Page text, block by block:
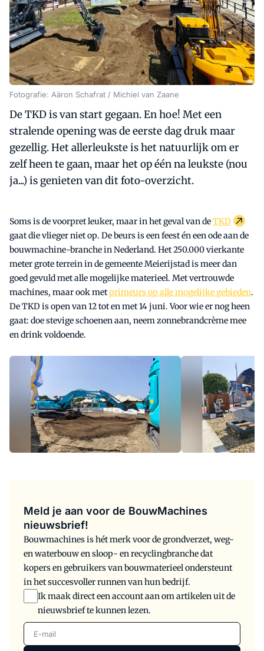
Fotografie: Aäron Schafrat / Michiel van Zaane
De TKD is van start gegaan. En hoe! Met een
stralende opening was de eerste dag druk maar
gezellig. Het allerleukste is het natuurlijk om er
zelf heen te gaan, maar het op één na leukste (nou
ja...) is genieten van dit foto-overzicht.
Soms is de voorpret leuker, maar in het geval van deTKD
gaat die vlieger niet op. De beurs is een feest én een ode aan de
bouwmachine-branche in Nederland. Het 250.000 vierkante
meter grote terrein in de gemeente Meierijstad is meer dan
goed gevuld met alle mogelijke materieel. Met vertrouwde
machines, maar ook metprimeurs op alle mogelijke gebieden.
De TKD is open van 12 tot en met 14 juni. Voor wie er nog heen
gaat: doe stevige schoenen aan, neem zonnebrandcrème mee
en drink voldoende.
Meld je aan voor de BouwMachines
nieuwsbrief!
Bouwmachines is hét merk voor de grondverzet, weg-
en waterbouw en sloop- en recyclingbranche dat
kopers en gebruikers van bouwmaterieel ondersteunt
in het succesvoller runnen van hun bedrijf.
Ik maak direct een account aan om artikelen uit de
nieuwsbrief te kunnen lezen.
E-mail